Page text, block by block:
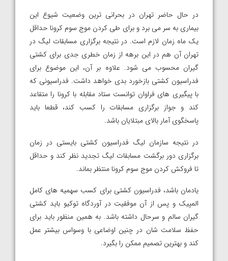
در حال حاضر تهران در بحرانی ترین وضعیت شیوع این
بیماری به سر می برد و برای طی کردن موج سوم کرونا حداقل
یک ماه زمان لازم است. در نتیجه برگزاری مسابقات لیگ در
تهران آن هم در این برهه از زمان خطری جدی برای کشتی
گیران محسوب می شود. علاوه بر آن، این موضوع برای
فدراسیون کشتی بازخورد بدی خواهد داشت. فدراسیونی که
با پیگیری های فراوان توانست ستاد مقابله با کرونا را متقاعد
کند و جواز برگزاری مسابقات را کسب کند، قطعا باید
پاسخگوی آمار بالای مبتلایان باشد.
در نتیجه سازمان لیگ فدراسیون کشتی بایستی در زمان
برگزاری دور برگشت مسابقات لیگ تجدید نظر کند و حداقل
تا فروکش کردن موج سوم کرونا منتظر بماند.
یادمان باشد، فدراسیون کشتی برای کسب سهمیه های کامل
المپیک و پس از آن موفقیت در آوردگاه توکیو باید کشتی
گیران سالم و سرحال داشته باشد. به همین منظور باید برای
حفظ سلامت شان در چنین اوضاعی با وسواس بیشتر عمل
کند و بهترین تصمیم ممکن را بگیرد.